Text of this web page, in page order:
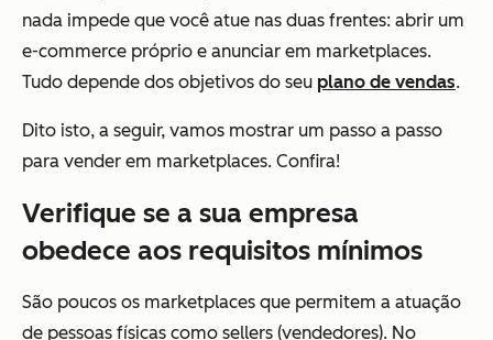
nada impede que você atue nas duas frentes: abrir um
e-commerce próprio e anunciar em marketplaces.
Tudo depende dos objetivos do seu plano de vendas.
Dito isto, a seguir, vamos mostrar um passo a passo
para vender em marketplaces. Confira!
Verifique se a sua empresa
obedece aos requisitos mínimos
São poucos os marketplaces que permitem a atuação
de pessoas físicas como sellers (vendedores). No